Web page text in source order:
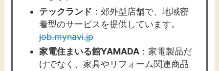
テックランド ：​郊外型店舗で、地域密
着型のサービスを提供しています。​
job.mynavi.jp
家電住まいる館YAMADA ：​家電製品だ
けでなく、家具やリフォーム関連商品